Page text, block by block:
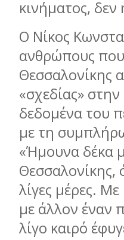
κινήµατος,
Ο Νίκος
ανθρώπους
Θεσσαλονίκης
«σχεδίας»
δεδοµένα του
µε τη
«Ήµουνα δέκα
Θεσσαλονίκης,
λίγες µέρες.
µε άλλον έναν
λίγο καιρό